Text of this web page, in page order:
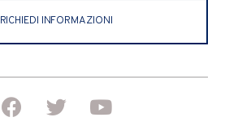
RICHIEDI INFORMAZIONI